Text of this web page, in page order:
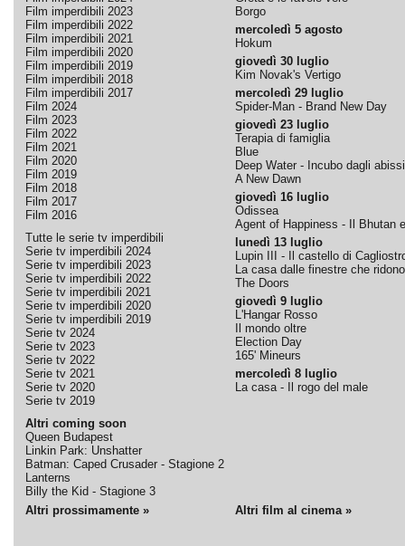
Film imperdibili 2023
Film imperdibili 2022
Film imperdibili 2021
Film imperdibili 2020
Film imperdibili 2019
Film imperdibili 2018
Film imperdibili 2017
Film 2024
Film 2023
Film 2022
Film 2021
Film 2020
Film 2019
Film 2018
Film 2017
Film 2016
Tutte le serie tv imperdibili
Serie tv imperdibili 2024
Serie tv imperdibili 2023
Serie tv imperdibili 2022
Serie tv imperdibili 2021
Serie tv imperdibili 2020
Serie tv imperdibili 2019
Serie tv 2024
Serie tv 2023
Serie tv 2022
Serie tv 2021
Serie tv 2020
Serie tv 2019
Altri coming soon
Queen Budapest
Linkin Park: Unshatter
Batman: Caped Crusader - Stagione 2
Lanterns
Billy the Kid - Stagione 3
Borgo
mercoledì 5 agosto
Hokum
giovedì 30 luglio
Kim Novak's Vertigo
mercoledì 29 luglio
Spider-Man - Brand New Day
giovedì 23 luglio
Terapia di famiglia
Blue
Deep Water - Incubo dagli abissi
A New Dawn
giovedì 16 luglio
Odissea
Agent of Happiness - Il Bhutan
lunedì 13 luglio
Lupin III - Il castello di
La casa dalle finestre che ridono
The Doors
giovedì 9 luglio
L'Hangar Rosso
Il mondo oltre
Election Day
165' Mineurs
mercoledì 8 luglio
La casa - Il rogo del male
Altri prossimamente » Altri film al cinema »